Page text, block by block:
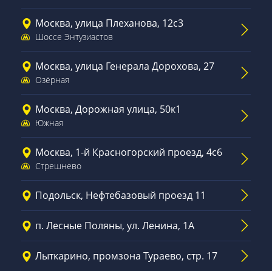
Москва, улица Плеханова, 12с3
Шоссе Энтузиастов
Москва, улица Генерала Дорохова, 27
Озёрная
Москва, Дорожная улица, 50к1
Южная
Москва, 1-й Красногорский проезд, 4с6
Стрешнево
Подольск, Нефтебазовый проезд 11
п. Лесные Поляны, ул. Ленина, 1А
Лыткарино, промзона Тураево, стр. 17